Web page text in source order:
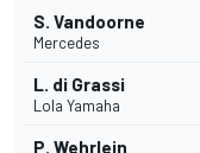
S. Vandoorne
Mercedes
L. di Grassi
Lola Yamaha
P. Wehrlein